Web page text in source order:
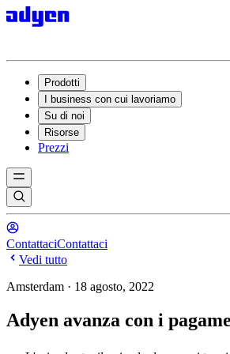
Prodotti
I business con cui lavoriamo
Su di noi
Risorse
Prezzi
ContattaciContattaci
Vedi tutto
Amsterdam · 18 agosto, 2022
Adyen avanza con i